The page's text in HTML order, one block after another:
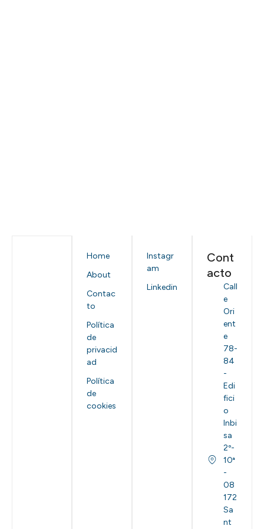
Home
About
Contac
to
Política
de
privacid
ad
Política
de
cookies
Instagr
am
Linkedin
Cont
acto
Call
e
Ori
ent
e
78-
84
-
Edi
fici
o
Inbi
sa
2º-
10ª
-
08
172
Sa
nt